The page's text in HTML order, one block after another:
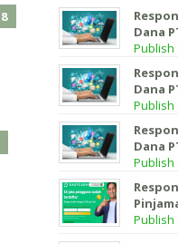
8
Dana
Publish
Dana
Publish
Dana
Publish
Publish